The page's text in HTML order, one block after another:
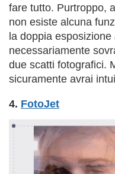
fare tutto. Purtroppo,
non esiste alcuna
la doppia
necessariamente
due scatti fotografici.
sicuramente avrai
4. FotoJet